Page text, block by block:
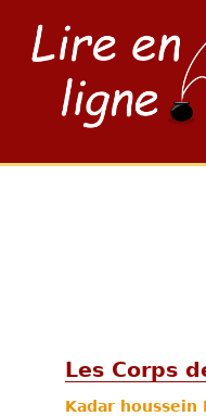
Les Corps
Kadar houssein